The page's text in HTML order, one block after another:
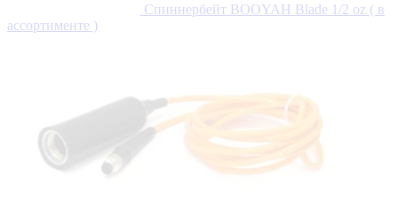
Спиннербейт BOOYAH Blade 1/2 oz ( в
ассортименте )